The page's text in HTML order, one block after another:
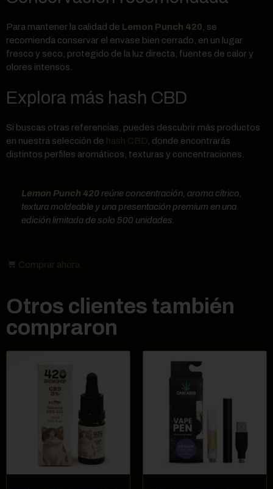
Para mantener la calidad de Lemon Punch 420, se
recomienda conservar el envase bien cerrado, en un lugar
fresco y seco, protegido de la luz directa, fuentes de calor y
olores intensos.
Explora más hash CBD
Si buscas otras referencias, puedes descubrir más productos
en nuestra selección de hash CBD , donde encontrarás
distintos perfiles aromáticos, texturas y concentraciones.
Lemon Punch 420reúne concentración, aroma cítrico,
textura moldeable y una presentación premium en una
edición limitada de solo 500 unidades.
Comprar ahora
Otros clientes también
compraron